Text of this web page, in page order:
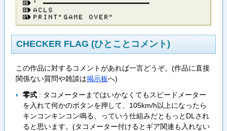
’​ ​─​─​─​─​─​─​─​─​─​─​─​─​─​─​─​─​─​─​─​─​─
Ａ​Ｃ​Ｌ​Ｓ
Ｐ​Ｒ​Ｉ​Ｎ​Ｔ​”​Ｇ​Ａ​Ｍ​Ｅ​ ​Ｏ​Ｖ​Ｅ​Ｒ​”
CHECKER FLAG (ひとことコメント)
この作品に対するコメントがあれば一言どうぞ。(作品に直接
関係ない質問や雑談は掲示板へ)
零式: タコメーターまではいかなくてもスピードメーター
を入れて何かのボタンを押して、105km/h以上になったら
キンコンキンコン鳴る、っていう仕組みだともっとDLされ
ると思います。(タコメーター付けるとギア関連も入れない